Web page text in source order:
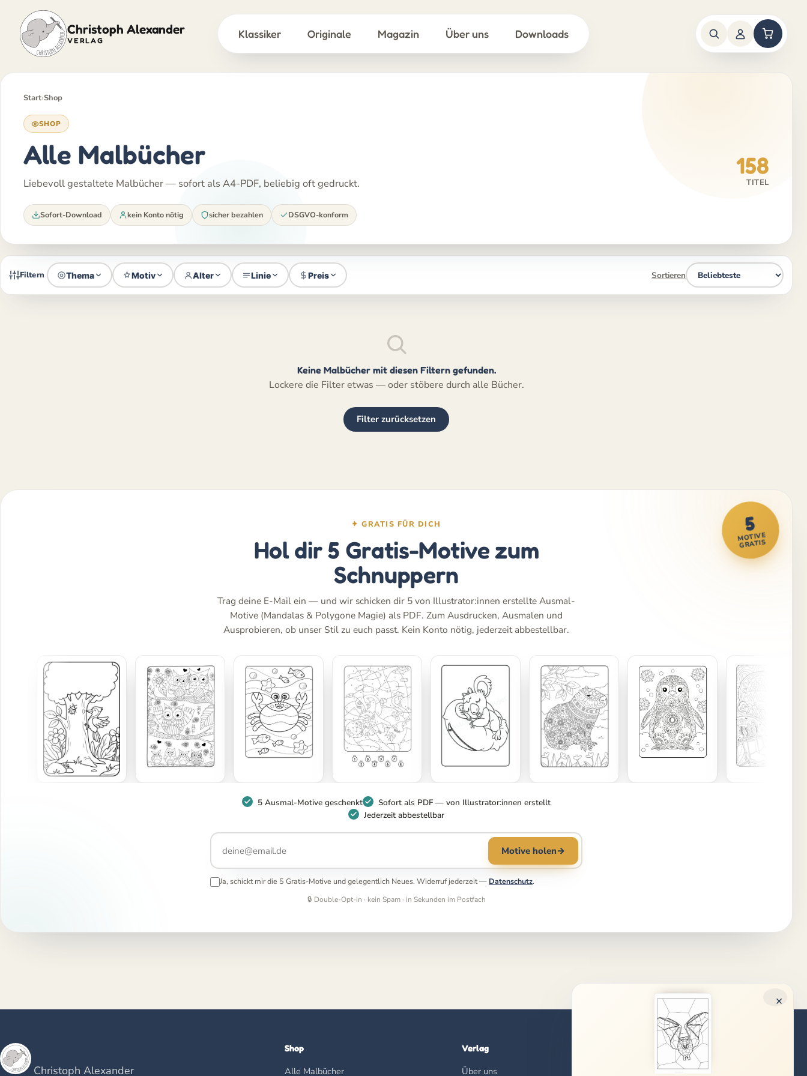
Christoph Alexander
VERLAG
Klassiker Originale Magazin Über uns Downloads
springen
Start›Shop
SHOP
Alle Malbücher
Liebevoll gestaltete Malbücher — sofort als A4-PDF, beliebig oft gedruckt.
158
TITEL
Sofort-Download kein Konto nötig sicher bezahlen DSGVO-konform
Filtern Thema Motiv Alter Linie Preis Sortieren
Keine Malbücher mit diesen Filtern gefunden.
Lockere die Filter etwas — oder stöbere durch alle Bücher.
Filter zurücksetzen
5
MOTIVE
GRATIS
✦ GRATIS FÜR DICH
Hol dir 5 Gratis-Motive zum
Schnuppern
Trag deine E-Mail ein — und wir schicken dir 5 von Illustrator:innen erstellte Ausmal-
Motive (Mandalas & Polygone Magie) als PDF. Zum Ausdrucken, Ausmalen und
Ausprobieren, ob unser Stil zu euch passt. Kein Konto nötig, jederzeit abbestellbar.
5 Ausmal-Motive geschenkt
Sofort als PDF — von Illustrator:innen erstellt
Jederzeit abbestellbar
Motive holen→
Ja, schickt mir die 5 Gratis-Motive und gelegentlich Neues. Widerruf jederzeit — Datenschutz.
🔒 Double-Opt-in · kein Spam · in Sekunden im Postfach
Christoph Alexander
Shop
Alle Malbücher
Verlag
Über uns
Rechtliches
Impressum
×